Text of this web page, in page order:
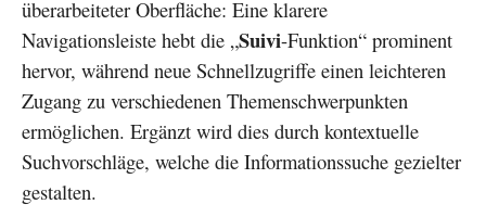
überarbeiteter Oberfläche: Eine klarere
Navigationsleiste hebt die „Suivi-Funktion“ prominent
hervor, während neue Schnellzugriffe einen leichteren
Zugang zu verschiedenen Themenschwerpunkten
ermöglichen. Ergänzt wird dies durch kontextuelle
Suchvorschläge, welche die Informationssuche gezielter
gestalten.